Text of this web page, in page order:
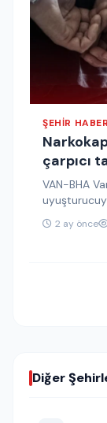
ŞEHIR
çarpıcı
VAN-BHA
sonucunda
2 ay önce
Diğer